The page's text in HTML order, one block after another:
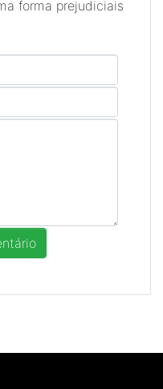
forma prejudiciais